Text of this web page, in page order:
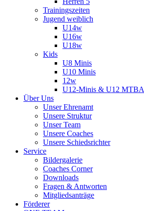
Trainingszeiten
Jugend weiblich
U14w
U16w
U18w
Kids
U8 Minis
U10 Minis
12w
U12-Minis & U12 MTBA
Über Uns
Unser Ehrenamt
Unsere Struktur
Unser Team
Unsere Coaches
Unsere Schiedsrichter
Service
Bildergalerie
Coaches Corner
Downloads
Fragen & Antworten
Mitgliedsanträge
Förderer